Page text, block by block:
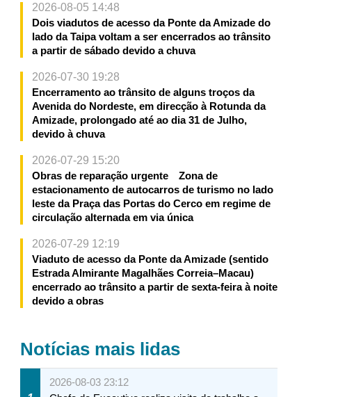
2026-08-05 14:48
Dois viadutos de acesso da Ponte da Amizade do
lado da Taipa voltam a ser encerrados ao trânsito
a partir de sábado devido a chuva
2026-07-30 19:28
Encerramento ao trânsito de alguns troços da
Avenida do Nordeste, em direcção à Rotunda da
Amizade, prolongado até ao dia 31 de Julho,
devido à chuva
2026-07-29 15:20
Obras de reparação urgente Zona de
estacionamento de autocarros de turismo no lado
leste da Praça das Portas do Cerco em regime de
circulação alternada em via única
2026-07-29 12:19
Viaduto de acesso da Ponte da Amizade (sentido
Estrada Almirante Magalhães Correia–Macau)
encerrado ao trânsito a partir de sexta-feira à noite
devido a obras
Notícias mais lidas
2026-08-03 23:12